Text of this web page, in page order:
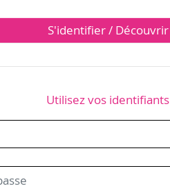
S'identifier / Découvrir
Utilisez vos identifiants